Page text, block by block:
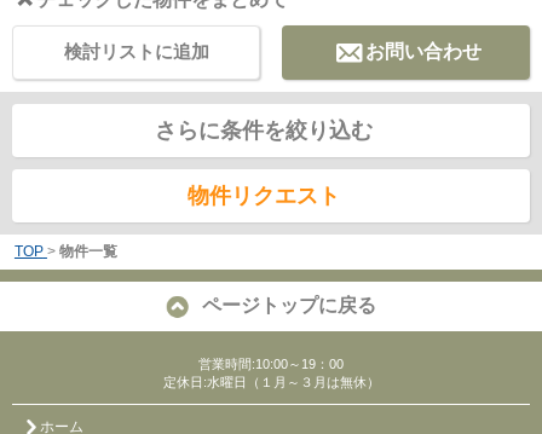
お問い合わせ
検討リストに追加
さらに条件を絞り込む
物件リクエスト
TOP > 物件一覧
ページトップに戻る
営業時間:10:00～19：00
定休日:水曜日（１月～３月は無休）
ホーム